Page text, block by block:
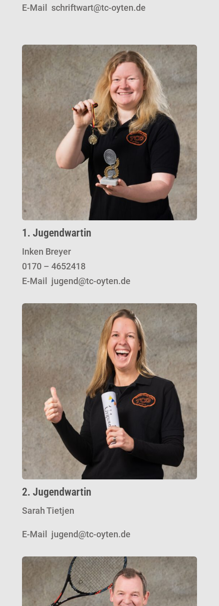
E-Mail schriftwart@tc-oyten.de
1. Jugendwartin
Inken Breyer
0170 – 4652418
E-Mail jugend@tc-oyten.de
2. Jugendwartin
Sarah Tietjen
E-Mail jugend@tc-oyten.de